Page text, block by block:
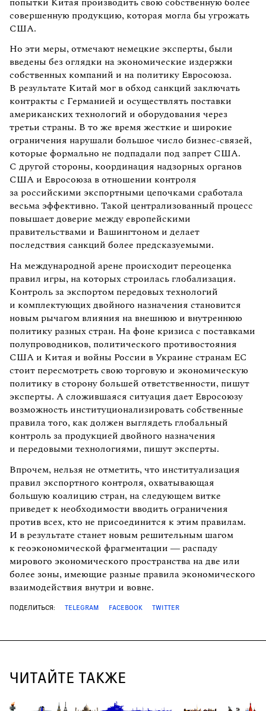
совершенную продукцию, которая могла бы угрожать
США.
Но эти меры, отмечают немецкие эксперты, были
введены без оглядки на экономические издержки
собственных компаний и на политику Евросоюза.
В результате Китай мог в обход санкций заключать
контракты с Германией и осуществлять поставки
американских технологий и оборудования через
третьи страны. В то же время жесткие и широкие
ограничения нарушали большое число бизнес-связей,
которые формально не подпадали под запрет США.
С другой стороны, координация надзорных органов
США и Евросоюза в отношении контроля
за российскими экспортными цепочками сработала
весьма эффективно. Такой централизованный процесс
повышает доверие между европейскими
правительствами и Вашингтоном и делает
последствия санкций более предсказуемыми.
На международной арене происходит переоценка
правил игры, на которых строилась глобализация.
Контроль за экспортом передовых технологий
и комплектующих двойного назначения становится
новым рычагом влияния на внешнюю и внутреннюю
политику разных стран. На фоне кризиса с поставками
полупроводников, политического противостояния
США и Китая и войны России в Украине странам ЕС
стоит пересмотреть свою торговую и экономическую
политику в сторону большей ответственности, пишут
эксперты. А сложившаяся ситуация дает Евросоюзу
возможность институционализировать собственные
правила того, как должен выглядеть глобальный
контроль за продукцией двойного назначения
и передовыми технологиями, пишут эксперты.
Впрочем, нельзя не отметить, что институализация
правил экспортного контроля, охватывающая
большую коалицию стран, на следующем витке
приведет к необходимости вводить ограничения
против всех, кто не присоединится к этим правилам.
И в результате станет новым решительным шагом
к геоэкономической фрагментации — распаду
мирового экономического пространства на две или
более зоны, имеющие разные правила экономического
взаимодействия внутри и вовне.
ПОДЕЛИТЬСЯ: TELEGRAM FACEBOOK TWITTER
ЧИТАЙТЕ ТАКЖЕ